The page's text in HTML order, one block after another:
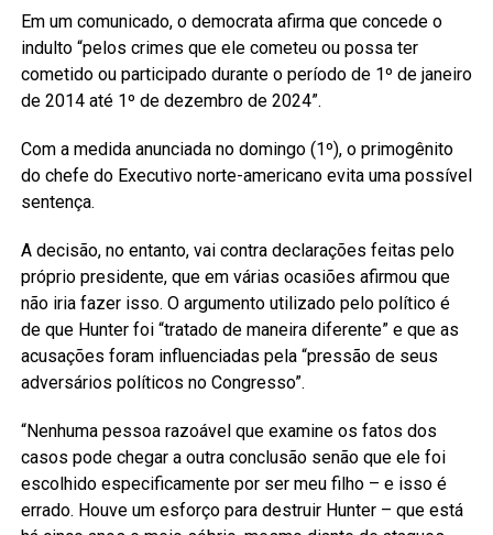
Em um comunicado, o democrata afirma que concede o
indulto “pelos crimes que ele cometeu ou possa ter
cometido ou participado durante o período de 1º de janeiro
de 2014 até 1º de dezembro de 2024”.
Com a medida anunciada no domingo (1º), o primogênito
do chefe do Executivo norte-americano evita uma possível
sentença.
A decisão, no entanto, vai contra declarações feitas pelo
próprio presidente, que em várias ocasiões afirmou que
não iria fazer isso. O argumento utilizado pelo político é
de que Hunter foi “tratado de maneira diferente” e que as
acusações foram influenciadas pela “pressão de seus
adversários políticos no Congresso”.
“Nenhuma pessoa razoável que examine os fatos dos
casos pode chegar a outra conclusão senão que ele foi
escolhido especificamente por ser meu filho – e isso é
errado. Houve um esforço para destruir Hunter – que está